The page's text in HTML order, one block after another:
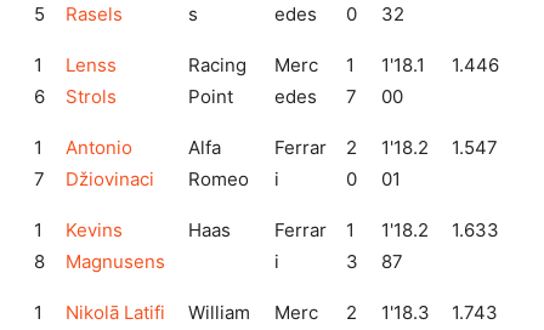
5 Rasels s edes 0 32
1
6
Lenss
Strols
Racing
Point
Merc
edes
1
7
1'18.1
00
1.446
1
7
Antonio
Džiovinaci
Alfa
Romeo
Ferrar
i
2
0
1'18.2
01
1.547
1
8
Kevins
Magnusens
Haas
Ferrar
i
1
3
1'18.2
87
1.633
1
Nikolā Latifi
William
Merc
2
1'18.3
1.743